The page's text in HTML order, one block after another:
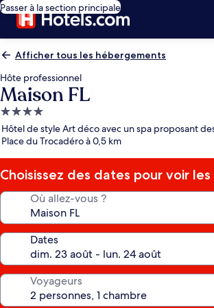
Passer à la section principale
Afficher tous les hébergements
Hôte professionnel
Maison FL
Hébergement
4.0 étoiles
Hôtel de style Art déco avec un spa proposant
Place du Trocadéro à 0,5 km
Choisissez des dates pour voir les
Où allez-vous ?
Dates
Voyageurs